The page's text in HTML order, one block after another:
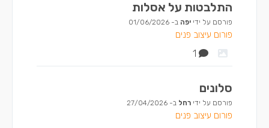
התלבטות על אסלות
פורסם על ידי יפה ב- 01/06/2026
פורום עיצוב פנים
1
סלונים
פורסם על ידי רחל ב- 27/04/2026
פורום עיצוב פנים